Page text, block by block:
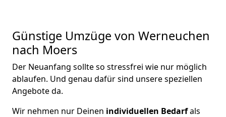
Günstige Umzüge von Werneuchen
nach Moers
Der Neuanfang sollte so stressfrei wie nur möglich
ablaufen. Und genau dafür sind unsere speziellen
Angebote da.
Wir nehmen nur Deinen individuellen Bedarfals